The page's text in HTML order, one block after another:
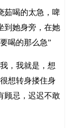
喝的太急，啤
到她身旁，在她
喝的那么急”
，我就是，想
想转身搂住身
顾忌，迟迟不敢